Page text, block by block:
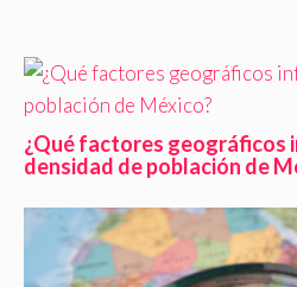
¿Qué factores geográficos
densidad de población de